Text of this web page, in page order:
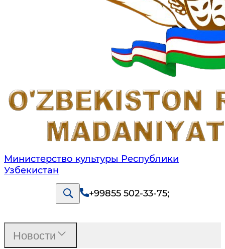
Министерство культуры Республики
Узбекистан
+99855 502-33-75;
Новости